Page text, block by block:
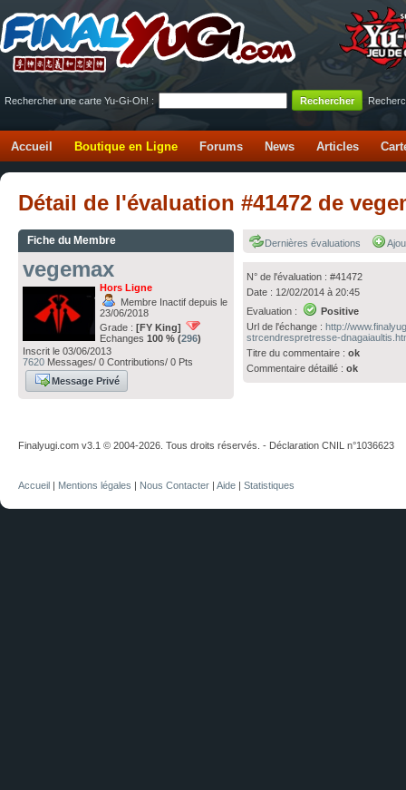
Rechercher une carte Yu-Gi-Oh! :
Accueil Boutique en Ligne Forums News Articles
Détail de l'évaluation #41472 de
Fiche du Membre
vegemax
Hors Ligne
Membre Inactif depuis le
23/06/2018
Grade : [FY King]
Echanges 100 % (296)
Inscrit le 03/06/2013
7620 Messages/ 0 Contributions/ 0 Pts
Message Privé
Dernières évaluations
N° de l'évaluation : #41472
Date : 12/02/2014 à 20:45
Evaluation :
Positive
Url de l'échange :http://
strcendrespretresse-
Titre du commentaire :ok
Commentaire détaillé :ok
Finalyugi.com v3.1 © 2004-2026. Tous droits réservés. - Déclaration CNIL n°1036623
Accueil | Mentions légales | Nous Contacter | Aide | Statistiques